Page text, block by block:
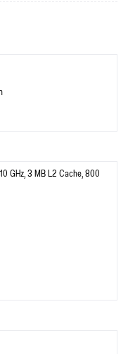
GHz, 3 MB L2 Cache, 800